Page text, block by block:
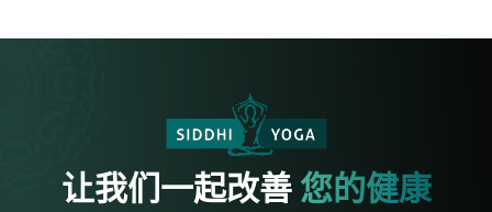
让我们一起改善 您的健康